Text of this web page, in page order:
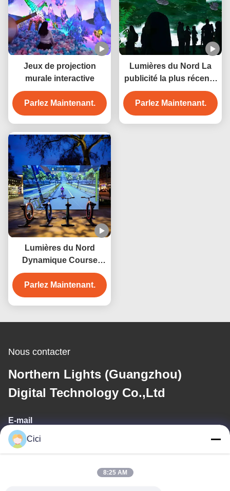
Jeux de projection
murale interactive
Parlez Maintenant.
Lumières du Nord La
publicité la plus récente
Interactive Wall 3D
Hologram Projection
Parlez Maintenant.
Lumières du Nord
Dynamique Course
Interactive Jeu de
projection Jeu de vélo
Parlez Maintenant.
Nous contacter
Northern Lights (Guangzhou)
Digital Technology Co.,Ltd
E-mail
sales03@bjgprojection.com
Cici
8:25 AM